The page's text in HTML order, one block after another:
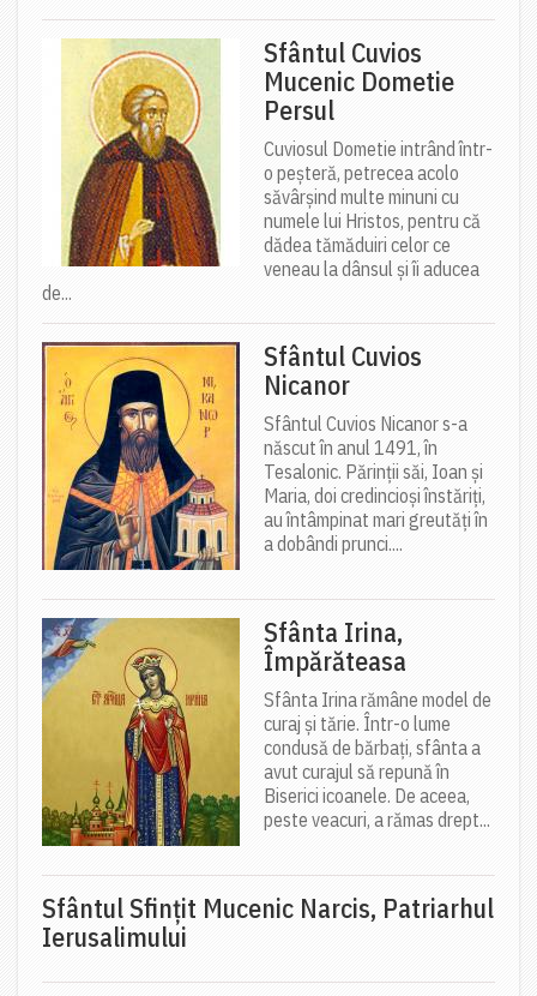
Sfântul Cuvios
Mucenic Dometie
Persul
Cuviosul Dometie intrând într-
o peșteră, petrecea acolo
săvârșind multe minuni cu
numele lui Hristos, pentru că
dădea tămăduiri celor ce
veneau la dânsul și îi aducea
de...
Sfântul Cuvios
Nicanor
Sfântul Cuvios Nicanor s-a
născut în anul 1491, în
Tesalonic. Părinții săi, Ioan și
Maria, doi credincioși înstăriți,
au întâmpinat mari greutăți în
a dobândi prunci....
Sfânta Irina,
Împărăteasa
Sfânta Irina rămâne model de
curaj și tărie. Într-o lume
condusă de bărbați, sfânta a
avut curajul să repună în
Biserici icoanele. De aceea,
peste veacuri, a rămas drept...
Sfântul Sfinţit Mucenic Narcis, Patriarhul
Ierusalimului